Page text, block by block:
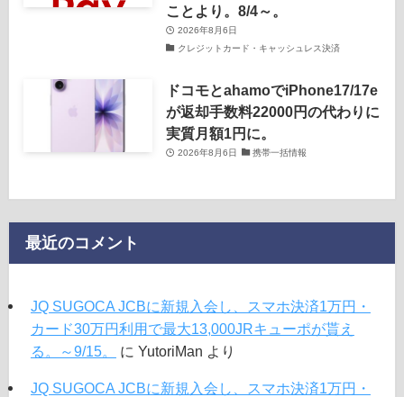
ことより。8/4～。
2026年8月6日
クレジットカード・キャッシュレス決済
ドコモとahamoでiPhone17/17e
が返却手数料22000円の代わりに
実質月額1円に。
2026年8月6日 携帯一括情報
最近のコメント
JQ SUGOCA JCBに新規入会し、スマホ決済1万円・
カード30万円利用で最大13,000JRキューポが貰え
る。～9/15。
に YutoriMan より
JQ SUGOCA JCBに新規入会し、スマホ決済1万円・